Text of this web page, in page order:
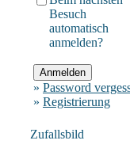
Besuch
automatisch
anmelden?
» Password
» Registrierung
Zufallsbild